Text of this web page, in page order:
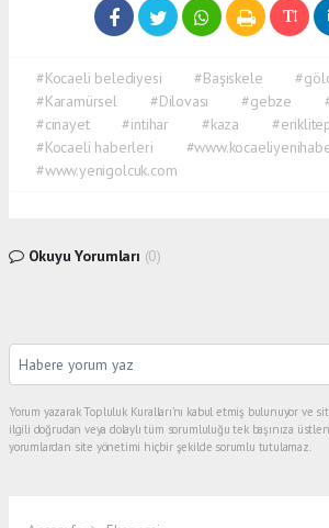
#Kocaeli belediyesi #Başiskele
#Karamürsel
#Dilovası #gebze
#cinayet
#intihar #kaza
#Kocaeli haberleri
#www.yenigolcuk.com
Okuyu Yorumları (0)
Yorum yazarak Topluluk Kuralları’nı kabul etmiş bulunuyor ve
ilgili doğrudan veya dolaylı tüm sorumluluğu tek başınıza
yorumlardan site yönetimi hiçbir şekilde sorumlu tutulamaz.